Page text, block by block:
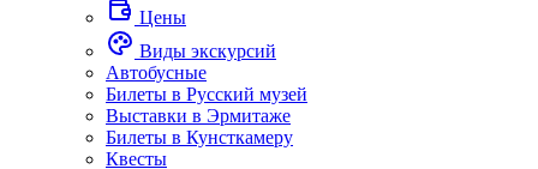
Цены
Виды экскурсий
Автобусные
Билеты в Русский музей
Выставки в Эрмитаже
Билеты в Кунсткамеру
Квесты